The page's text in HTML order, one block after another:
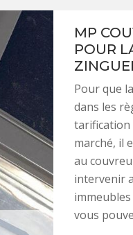
MP
POUR
Pour que
dans les
tarification
marché, il
au
intervenir
vous